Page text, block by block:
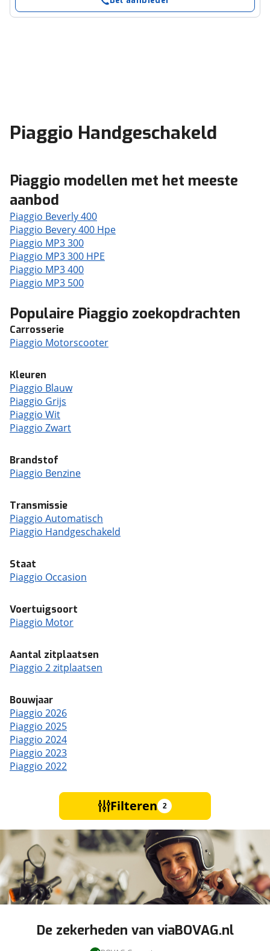
Piaggio Handgeschakeld
Piaggio modellen met het meeste
aanbod
Piaggio Beverly 400
Piaggio Bevery 400 Hpe
Piaggio MP3 300
Piaggio MP3 300 HPE
Piaggio MP3 400
Piaggio MP3 500
Populaire Piaggio zoekopdrachten
Carrosserie
Piaggio Motorscooter
Kleuren
Piaggio Blauw
Piaggio Grijs
Piaggio Wit
Piaggio Zwart
Brandstof
Piaggio Benzine
Transmissie
Piaggio Automatisch
Piaggio Handgeschakeld
Staat
Piaggio Occasion
Voertuigsoort
Piaggio Motor
Aantal zitplaatsen
Piaggio 2 zitplaatsen
Bouwjaar
Piaggio 2026
Piaggio 2025
Piaggio 2024
Piaggio 2023
Piaggio 2022
Filteren 2
De zekerheden van viaBOVAG.nl